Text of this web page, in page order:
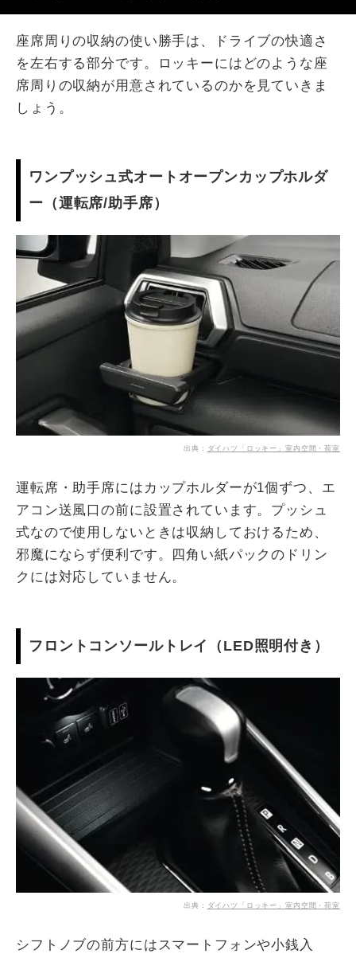
座席周りの収納の使い勝手は、ドライブの快適さ
を左右する部分です。ロッキーにはどのような座
席周りの収納が用意されているのかを見ていきま
しょう。
ワンプッシュ式オートオープンカップホルダ
ー（運転席/助手席）
出典： ダイハツ「ロッキー」室内空間・荷室
運転席・助手席にはカップホルダーが1個ずつ、エ
アコン送風口の前に設置されています。プッシュ
式なので使用しないときは収納しておけるため、
邪魔にならず便利です。四角い紙パックのドリン
クには対応していません。
フロントコンソールトレイ（LED照明付き）
出典： ダイハツ「ロッキー」室内空間・荷室
シフトノブの前方にはスマートフォンや小銭入